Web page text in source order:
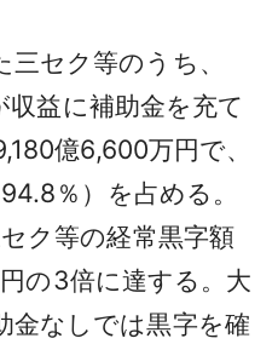
セク等のうち、
益に補助金を充て
億6,600万円で、
％）を占める。
ク等の経常黒字額
の3倍に達する。大
金なしでは黒字を確